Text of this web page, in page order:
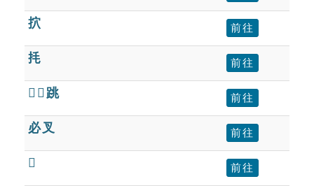
遊戲專區
教學應用
貓頭鷹博士
㧒 前往
㧌 前往
跳 前往
必叉 前往
 前往